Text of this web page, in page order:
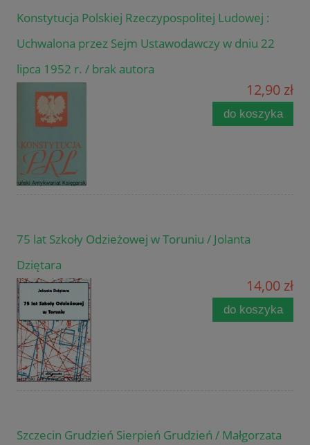
Konstytucja Polskiej Rzeczypospolitej Ludowej :
Uchwalona przez Sejm Ustawodawczy w dniu 22
lipca 1952 r. / brak autora
12,90 zł
do koszyka
75 lat Szkoły Odzieżowej w Toruniu / Jolanta
Dziętara
14,00 zł
do koszyka
Szczecin Grudzień Sierpień Grudzień / Małgorzata